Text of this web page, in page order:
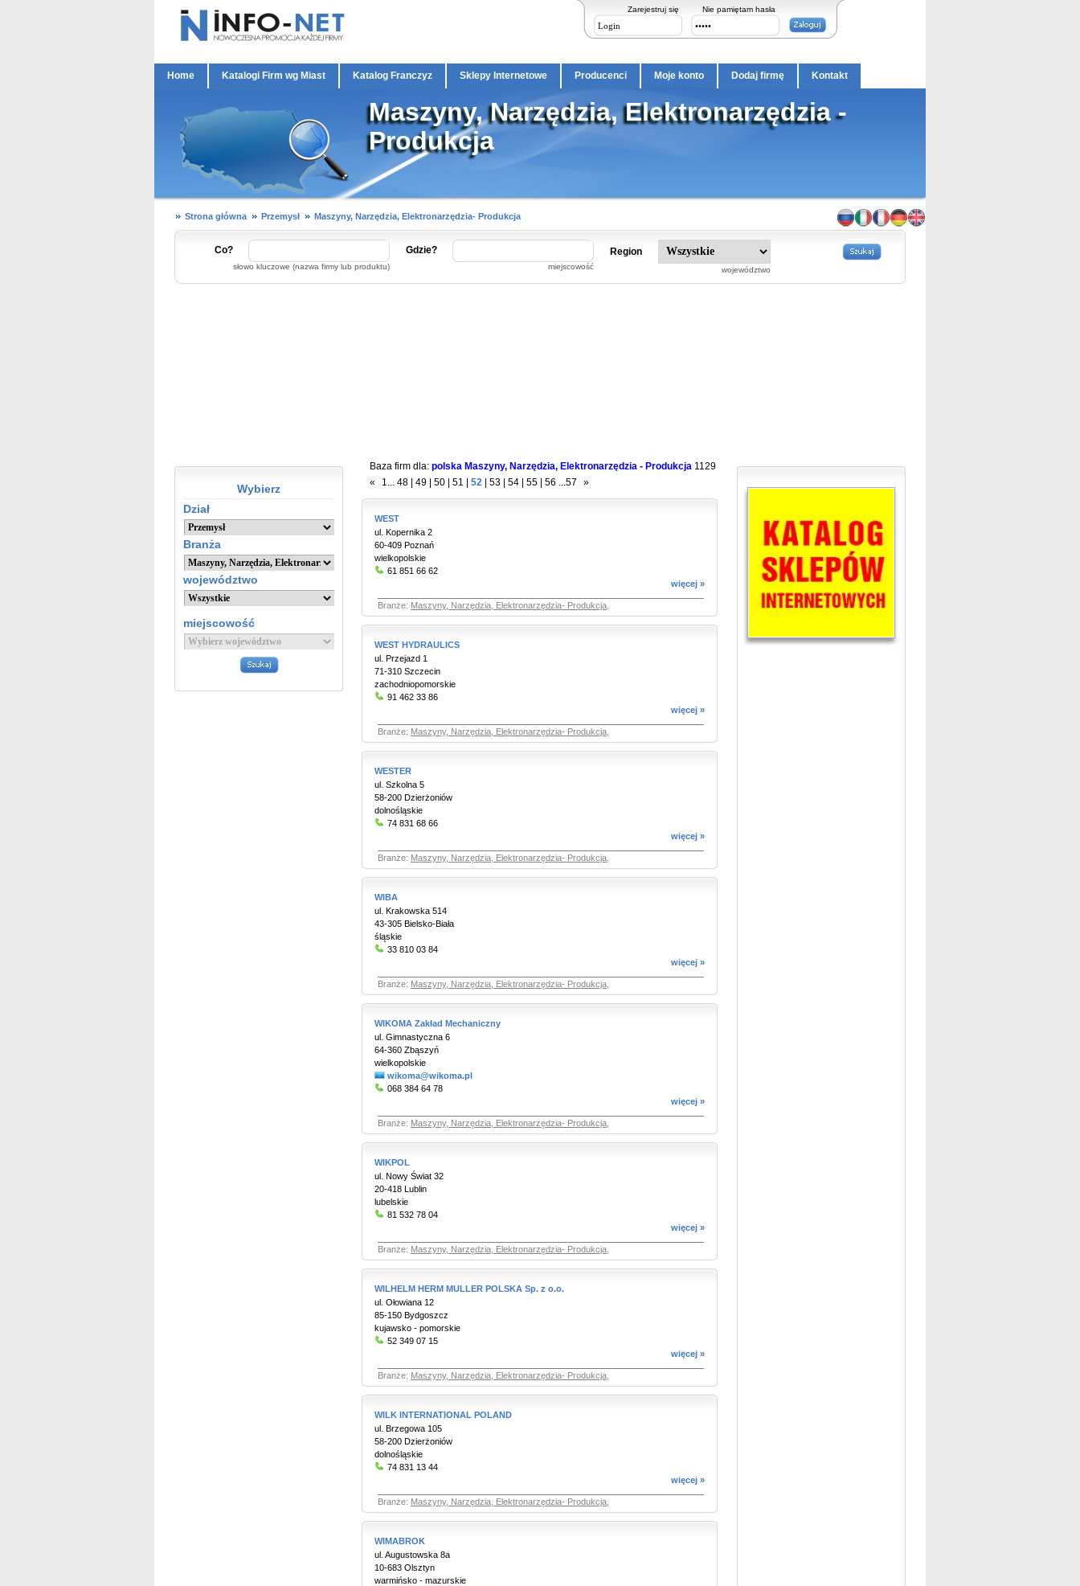
Zarejestruj się Nie pamiętam hasła
Home Katalogi Firm wg Miast Katalog Franczyz Sklepy Internetowe Producenci Moje konto Dodaj firmę Kontakt
Maszyny, Narzędzia, Elektronarzędzia -
Produkcja
Strona główna Przemysł Maszyny, Narzędzia, Elektronarzędzia- Produkcja
Co?
słowo kluczowe (nazwa firmy lub produktu)
Gdzie?
miejscowość
Region
województwo
Wybierz
Dział
Branża
województwo
miejscowość
Baza firm dla: polska Maszyny, Narzędzia, Elektronarzędzia - Produkcja 1129
«
1... 48 49 50 51 52 53 54 55 56 ...57 »
WEST
ul. Kopernika 2
60-409 Poznań
wielkopolskie
61 851 66 62
więcej »
Branże: Maszyny, Narzędzia, Elektronarzędzia- Produkcja
WEST HYDRAULICS
ul. Przejazd 1
71-310 Szczecin
zachodniopomorskie
91 462 33 86
więcej »
Branże: Maszyny, Narzędzia, Elektronarzędzia- Produkcja
WESTER
ul. Szkolna 5
58-200 Dzierżoniów
dolnośląskie
74 831 68 66
więcej »
Branże: Maszyny, Narzędzia, Elektronarzędzia- Produkcja
WIBA
ul. Krakowska 514
43-305 Bielsko-Biała
śląskie
33 810 03 84
więcej »
Branże: Maszyny, Narzędzia, Elektronarzędzia- Produkcja
WIKOMA Zakład Mechaniczny
ul. Gimnastyczna 6
64-360 Zbąszyń
wielkopolskie
wikoma@wikoma.pl
068 384 64 78
więcej »
Branże: Maszyny, Narzędzia, Elektronarzędzia- Produkcja
WIKPOL
ul. Nowy Świat 32
20-418 Lublin
lubelskie
81 532 78 04
więcej »
Branże: Maszyny, Narzędzia, Elektronarzędzia- Produkcja
WILHELM HERM MULLER POLSKA Sp. z o.o.
ul. Ołowiana 12
85-150 Bydgoszcz
kujawsko - pomorskie
52 349 07 15
więcej »
Branże: Maszyny, Narzędzia, Elektronarzędzia- Produkcja
WILK INTERNATIONAL POLAND
ul. Brzegowa 105
58-200 Dzierżoniów
dolnośląskie
74 831 13 44
więcej »
Branże: Maszyny, Narzędzia, Elektronarzędzia- Produkcja
WIMABROK
ul. Augustowska 8a
10-683 Olsztyn
warmińsko - mazurskie